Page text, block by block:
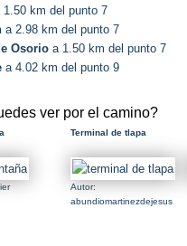
1.50 km del punto 7
a 2.98 km del punto 7
Osorio a 1.50 km del punto 7
a 4.02 km del punto 9
ver por el camino?
Terminal de tlapa
Autor:
abundiomartinezdejesus